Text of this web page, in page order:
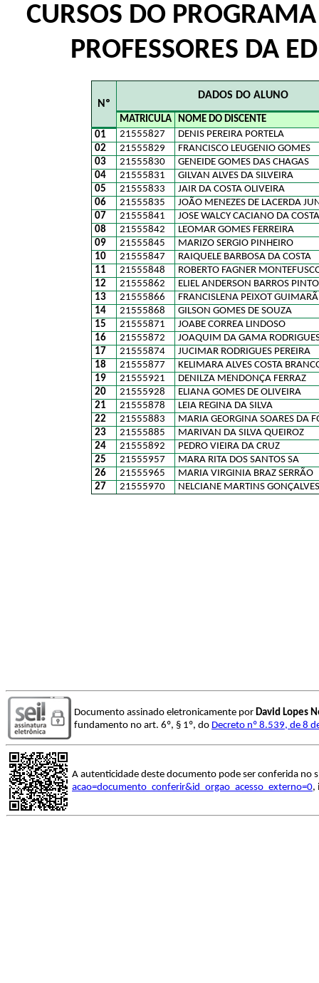
CURSOS DO
PROFESSORES DA
Nº
DADOS DO ALUNO
MATRICULA
NOME DO DISCENTE
01
21555827
DENIS PEREIRA PORTELA
02
21555829
FRANCISCO LEUGENIO GOMES
03
21555830
GENEIDE GOMES DAS CHAGAS
04
21555831
GILVAN ALVES DA SILVEIRA
05
21555833
JAIR DA COSTA OLIVEIRA
06
21555835
JOÃO MENEZES DE LACERDA
07
21555841
JOSE WALCY CACIANO DA COSTA
08
21555842
LEOMAR GOMES FERREIRA
09
21555845
MARIZO SERGIO PINHEIRO
10
21555847
RAIQUELE BARBOSA DA COSTA
11
21555848
ROBERTO FAGNER
12
21555862
ELIEL ANDERSON BARROS PINTO
13
21555866
FRANCISLENA PEIXOT
14
21555868
GILSON GOMES DE SOUZA
15
21555871
JOABE CORREA LINDOSO
16
21555872
JOAQUIM DA GAMA
17
21555874
JUCIMAR RODRIGUES PEREIRA
18
21555877
KELIMARA ALVES COSTA
19
21555921
DENILZA MENDONÇA FERRAZ
20
21555928
ELIANA GOMES DE OLIVEIRA
21
21555878
LEIA REGINA DA SILVA
22
21555883
MARIA GEORGINA SOARES DA
23
21555885
MARIVAN DA SILVA QUEIROZ
24
21555892
PEDRO VIEIRA DA CRUZ
25
21555957
MARA RITA DOS SANTOS SA
26
21555965
MARIA VIRGINIA BRAZ SERRÃO
27
21555970 NELCIANE MARTINS GONÇALVES
Documento assinado eletronicamente por David Lopes
fundamento no art. 6º, § 1º, do Decreto nº 8.539, de 8
A autenticidade deste documento pode ser conferida no
acao=documento_conferir&id_orgao_acesso_externo=0,